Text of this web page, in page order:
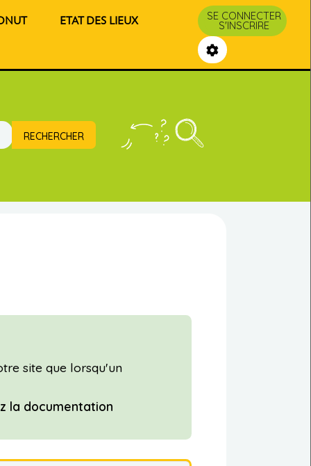
ETAT DES LIEUX SE CONNECTER
S'INSCRIRE
site que lorsqu'un
la documentation